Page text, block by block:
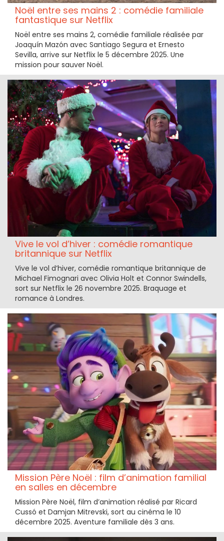
Noël entre ses mains 2 : comédie familiale
fantastique sur Netflix
Noël entre ses mains 2, comédie familiale réalisée par
Joaquín Mazón avec Santiago Segura et Ernesto
Sevilla, arrive sur Netflix le 5 décembre 2025. Une
mission pour sauver Noël.
Vive le vol d’hiver : comédie romantique
britannique sur Netflix
Vive le vol d’hiver, comédie romantique britannique de
Michael Fimognari avec Olivia Holt et Connor Swindells,
sort sur Netflix le 26 novembre 2025. Braquage et
romance à Londres.
Mission Père Noël : film d’animation familial
en salles en décembre
Mission Père Noël, film d’animation réalisé par Ricard
Cussó et Damjan Mitrevski, sort au cinéma le 10
décembre 2025. Aventure familiale dès 3 ans.